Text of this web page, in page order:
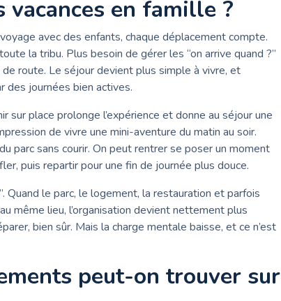
vacances en famille ?
avec des enfants, chaque déplacement compte.
la tribu. Plus besoin de gérer les “on arrive quand ?”
route. Le séjour devient plus simple à vivre, et
des journées bien actives.
sur place prolonge l’expérience et donne au séjour une
de vivre une mini-aventure du matin au soir.
parc sans courir. On peut rentrer se poser un moment
puis repartir pour une fin de journée plus douce.
Quand le parc, le logement, la restauration et parfois
même lieu, l’organisation devient nettement plus
bien sûr. Mais la charge mentale baisse, et ce n’est
peut-on trouver sur